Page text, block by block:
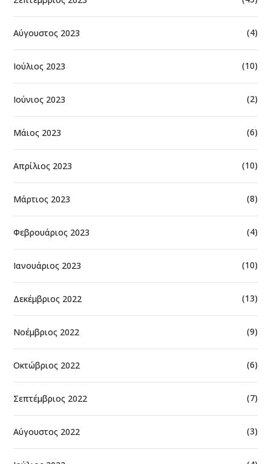
Αύγουστος 2023 (4)
Ιούλιος 2023 (10)
Ιούνιος 2023 (2)
Μάιος 2023 (6)
Απρίλιος 2023 (10)
Μάρτιος 2023 (8)
Φεβρουάριος 2023 (4)
Ιανουάριος 2023 (10)
Δεκέμβριος 2022 (13)
Νοέμβριος 2022 (9)
Οκτώβριος 2022 (6)
Σεπτέμβριος 2022 (7)
Αύγουστος 2022 (3)